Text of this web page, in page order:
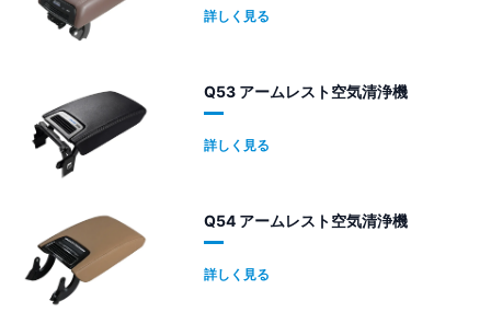
詳しく見る
Q53 アームレスト空気清浄機
詳しく見る
Q54 アームレスト空気清浄機
詳しく見る